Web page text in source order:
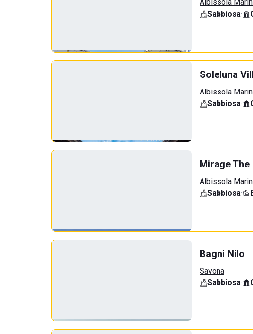
Albissola
Sabbiosa·
Soleluna
Albissola
Sabbiosa·
Mirage The
Albissola
Sabbiosa·
Bagni Nilo
Savona
Sabbiosa·